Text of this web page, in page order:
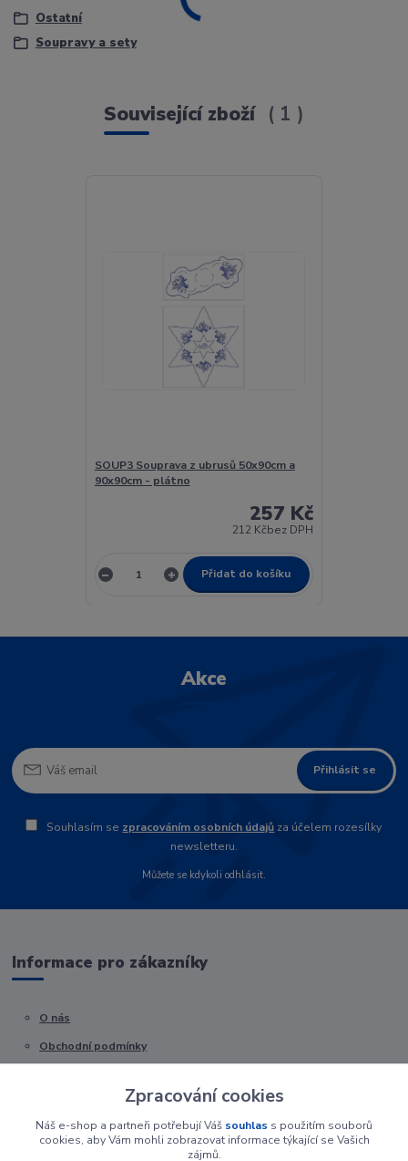
Ostatní
Soupravy a sety
Související zboží 1
SOUP3 Souprava z ubrusů 50x90cm a
90x90cm - plátno
257 Kč
212 Kčbez DPH
Přidat do košíku
Akce
Přihlásit se
Souhlasím se zpracováním osobních údajů za účelem rozesílky
newsletteru.
Můžete se kdykoli odhlásit.
Informace pro zákazníky
O nás
Obchodní podmínky
Zpracování cookies
Náš e-shop a partneři potřebují Váš souhlas s použitím souborů
cookies, aby Vám mohli zobrazovat informace týkající se Vašich
zájmů.